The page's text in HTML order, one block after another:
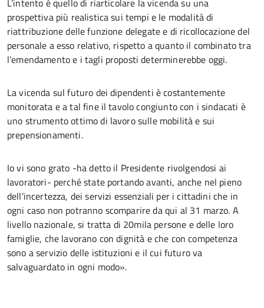
L’intento è quello di riarticolare la vicenda su una
prospettiva più realistica sui tempi e le modalità di
riattribuzione delle funzione delegate e di ricollocazione del
personale a esso relativo, rispetto a quanto il combinato tra
l’emendamento e i tagli proposti determinerebbe oggi.
La vicenda sul futuro dei dipendenti è costantemente
monitorata e a tal fine il tavolo congiunto con i sindacati è
uno strumento ottimo di lavoro sulle mobilità e sui
prepensionamenti.
Io vi sono grato -ha detto il Presidente rivolgendosi ai
lavoratori- perché state portando avanti, anche nel pieno
dell’incertezza, dei servizi essenziali per i cittadini che in
ogni caso non potranno scomparire da qui al 31 marzo. A
livello nazionale, si tratta di 20mila persone e delle loro
famiglie, che lavorano con dignità e che con competenza
sono a servizio delle istituzioni e il cui futuro va
salvaguardato in ogni modo».